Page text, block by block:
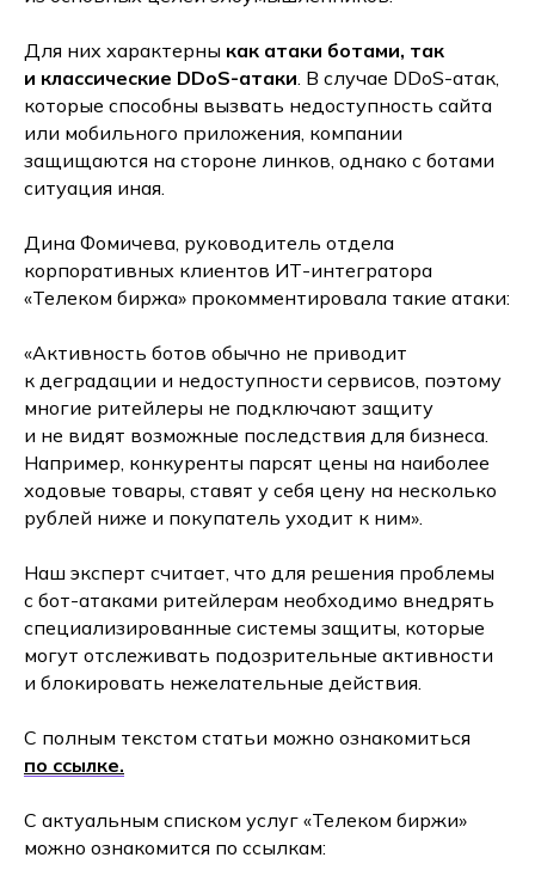
Для них характерны как атаки ботами, так
и классические DDoS-атаки. В случае DDoS-атак,
которые способны вызвать недоступность сайта
или мобильного приложения, компании
защищаются на стороне линков, однако с ботами
ситуация иная.
Дина Фомичева, руководитель отдела
корпоративных клиентов ИТ-интегратора
«Телеком биржа» прокомментировала такие атаки:
«Активность ботов обычно не приводит
к деградации и недоступности сервисов, поэтому
многие ритейлеры не подключают защиту
и не видят возможные последствия для бизнеса.
Например, конкуренты парсят цены на наиболее
ходовые товары, ставят у себя цену на несколько
рублей ниже и покупатель уходит к ним».
Наш эксперт считает, что для решения проблемы
с бот-атаками ритейлерам необходимо внедрять
специализированные системы защиты, которые
могут отслеживать подозрительные активности
и блокировать нежелательные действия.
С полным текстом статьи можно ознакомиться
по ссылке.
С актуальным списком услуг «Телеком биржи»
можно ознакомится по ссылкам: